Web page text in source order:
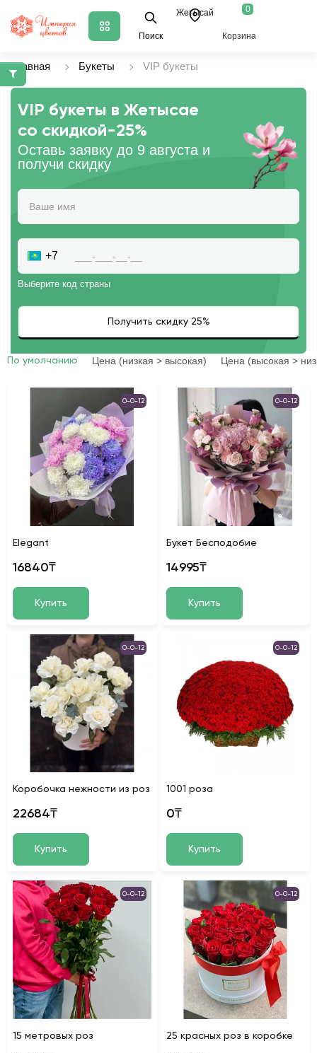
Поиск
Жетысай 0
Корзина
Главная Букеты VIP букеты
VIP букеты в Жетысае
со скидкой-25%
Оставь заявку до 9 августа и
получи скидку
+7
Выберите код страны
По умолчанию Цена (низкая > высокая) Цена (высокая >
0-0-12
Elegant
16840₸
Купить
0-0-12
Букет Бесподобие
14995₸
Купить
0-0-12
Коробочка нежности из роз
22684₸
Купить
0-0-12
1001 роза
0₸
Купить
0-0-12
15 метровых роз
0-0-12
25 красных роз в коробке